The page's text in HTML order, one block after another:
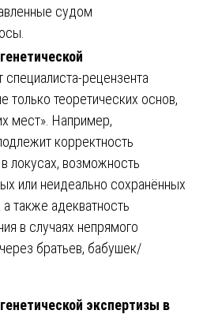
судом
специалиста-рецензента
только теоретических основ,
мест». Например,
корректность
локусах, возможность
или неидеально сохранённых
а также адекватность
в случаях непрямого
братьев, бабушек/
экспертизы в